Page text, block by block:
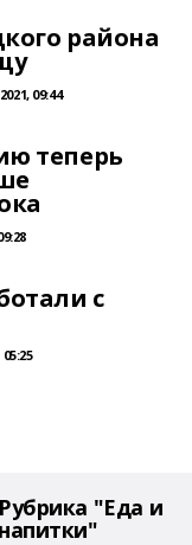
района
09:44
теперь
с
Рубрика "Еда и
напитки"